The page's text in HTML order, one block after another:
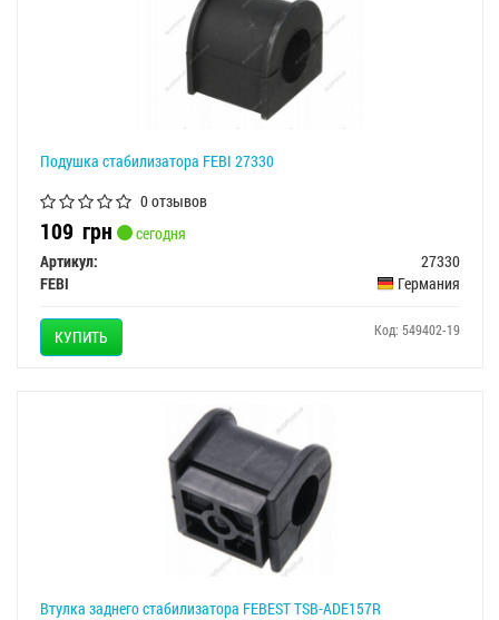
Подушка стабилизатора FEBI 27330
0 отзывов
109 грн
сегодня
Артикул:
27330
FEBI
Германия
КУПИТЬ Код: 549402-19
Втулка заднего стабилизатора FEBEST TSB-ADE157R